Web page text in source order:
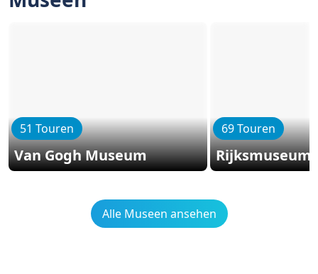
51 Touren
Van Gogh Museum
69 Touren
Rijksmuseum
Alle Museen ansehen